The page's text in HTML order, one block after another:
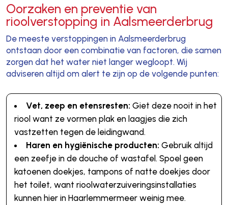
Oorzaken en preventie van
rioolverstopping in Aalsmeerderbrug
De meeste verstoppingen in Aalsmeerderbrug
ontstaan door een combinatie van factoren, die samen
zorgen dat het water niet langer wegloopt. Wij
adviseren altijd om alert te zijn op de volgende punten:
Vet, zeep en etensresten: Giet deze nooit in het
riool want ze vormen plak en laagjes die zich
vastzetten tegen de leidingwand.
Haren en hygiënische producten: Gebruik altijd
een zeefje in de douche of wastafel. Spoel geen
katoenen doekjes, tampons of natte doekjes door
het toilet, want rioolwaterzuiveringsinstallaties
kunnen hier in Haarlemmermeer weinig mee.